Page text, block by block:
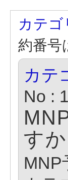
カテゴ
約番号
カテ
No :
すか
MNP